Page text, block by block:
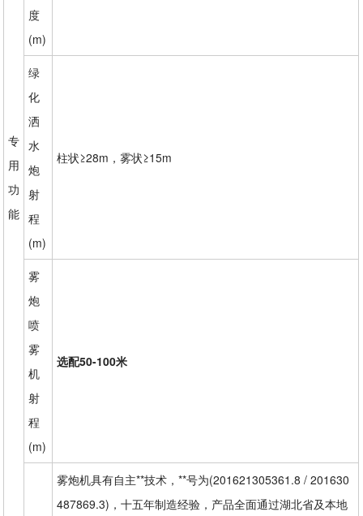
专
用
功
能
度
(m)
绿
化
洒
水
炮
射
程
(m)
柱状≥28m，雾状≥15m
雾
炮
喷
雾
机
射
程
(m)
选配50-100米
雾炮机具有自主**技术，**号为(201621305361.8 / 201630
487869.3)，十五年制造经验，产品全面通过湖北省及本地